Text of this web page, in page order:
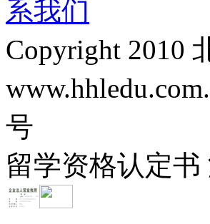
系我们
Copyright 2010
号
留学资格认定书